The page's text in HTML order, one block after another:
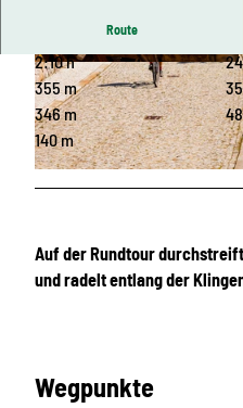
© TVE / Mountainlovers |CC-BY
Route
2:10 h
355 m
346 m
140 m
Auf der Rundtour
und radelt entlang der
Wegpunkte